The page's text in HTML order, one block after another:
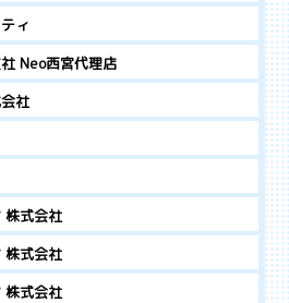
ィ
Neo西宮代理店
社
株式会社
株式会社
株式会社